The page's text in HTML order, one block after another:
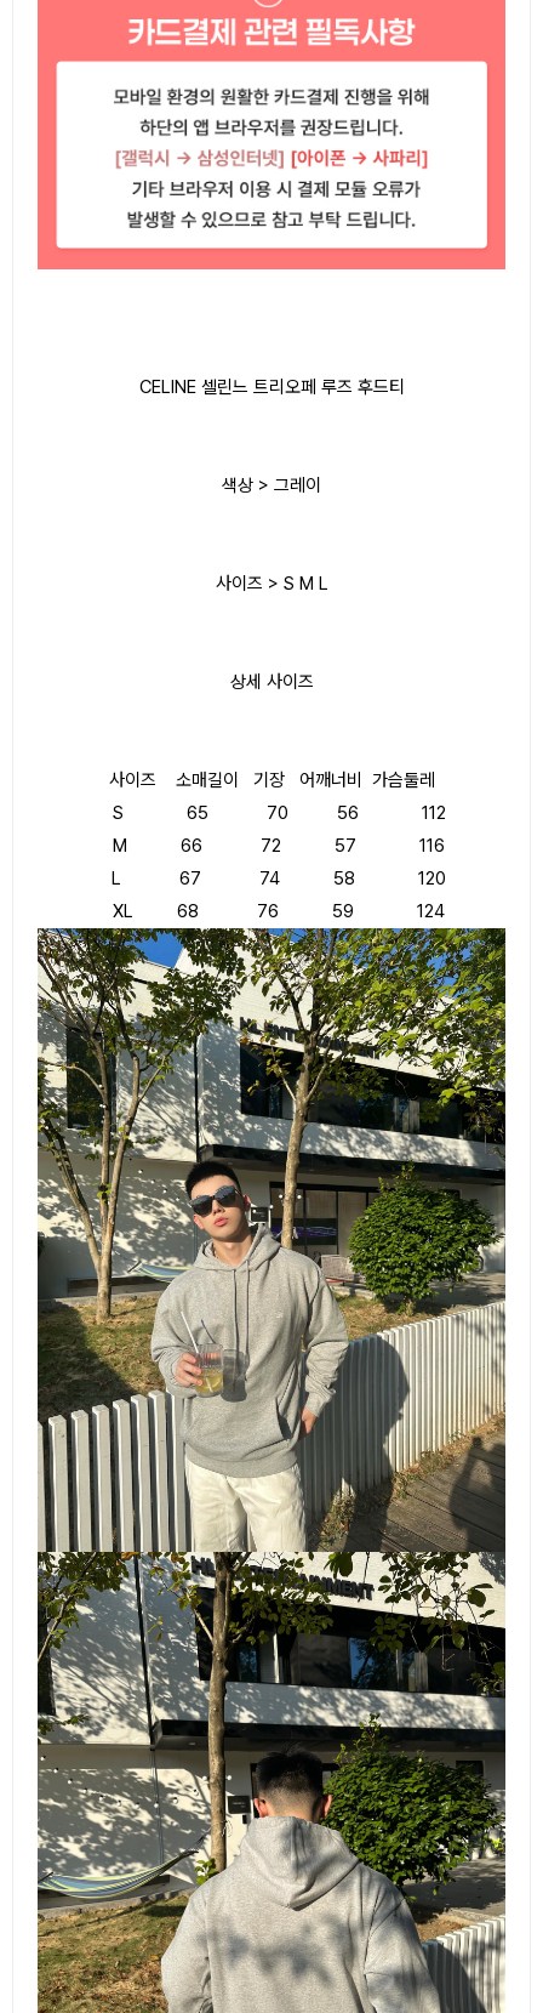
CELINE 셀린느 트리오페 루즈 후드티
색상 > 그레이
사이즈 > S M L
상세 사이즈
사이즈 소매길이 기장 어깨너비 가슴둘레
S 65 70 56 112
M 66 72 57 116
L 67 74 58 120
XL 68 76 59 124